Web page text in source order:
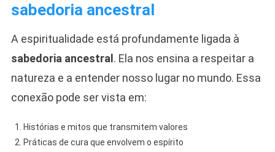
sabedoria ancestral
A espiritualidade está profundamente ligada à
sabedoria ancestral . Ela nos ensina a respeitar a
natureza e a entender nosso lugar no mundo. Essa
conexão pode ser vista em:
Histórias e mitos que transmitem valores
Práticas de cura que envolvem o espírito